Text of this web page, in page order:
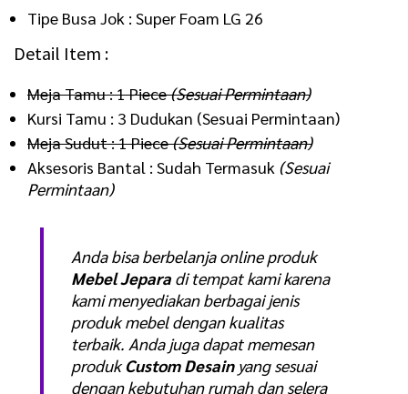
Tipe Busa Jok : Super Foam LG 26
Detail Item :
Meja Tamu : 1 Piece(Sesuai Permintaan)
Kursi Tamu : 3 Dudukan (Sesuai Permintaan)
Meja Sudut : 1 Piece(Sesuai Permintaan)
Aksesoris Bantal : Sudah Termasuk (Sesuai
Permintaan)
Anda bisa berbelanja online produk
Mebel Jepara di tempat kami karena
kami menyediakan berbagai jenis
produk mebel dengan kualitas
terbaik. Anda juga dapat memesan
produkCustom Desainyang sesuai
dengan kebutuhan rumah dan selera